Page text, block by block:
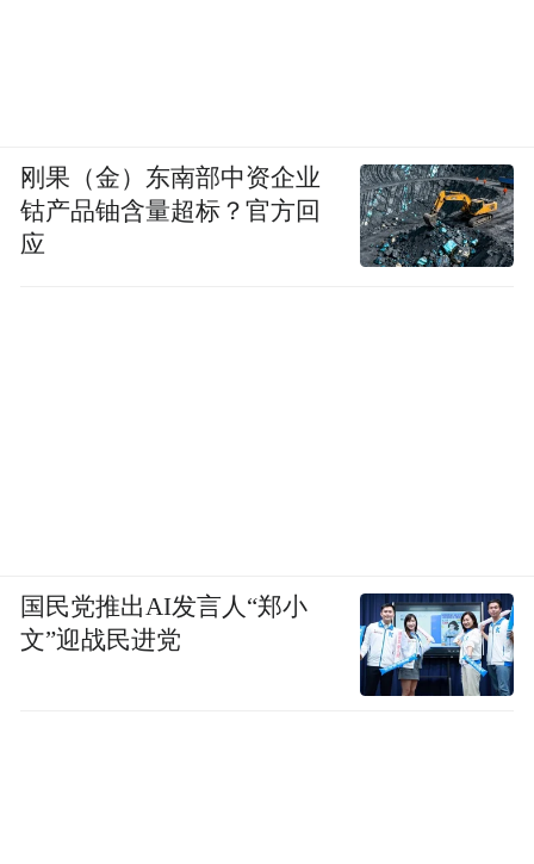
刚果（金）东南部中资企业
钴产品铀含量超标？官方回
应
国民党推出AI发言人“郑小
文”迎战民进党